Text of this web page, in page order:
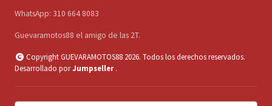
WhatsApp: 310 664 8083
Guevaramotos88 el amigo de las 2T.
Copyright GUEVARAMOTOS88 2026. Todos los derechos reservados.
Desarrollado porJumpseller .